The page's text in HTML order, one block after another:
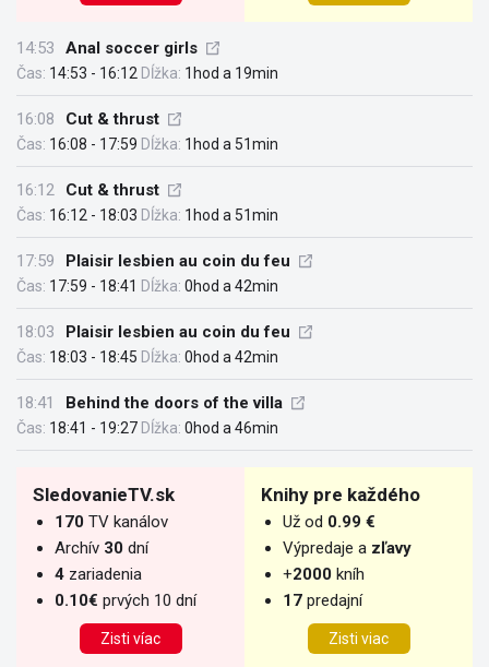
14:53 Anal soccer girls
Čas: 14:53 - 16:12 Dĺžka: 1hod a 19min
16:08 Cut & thrust
Čas: 16:08 - 17:59 Dĺžka: 1hod a 51min
16:12 Cut & thrust
Čas: 16:12 - 18:03 Dĺžka: 1hod a 51min
17:59 Plaisir lesbien au coin du feu
Čas: 17:59 - 18:41 Dĺžka: 0hod a 42min
18:03 Plaisir lesbien au coin du feu
Čas: 18:03 - 18:45 Dĺžka: 0hod a 42min
18:41 Behind the doors of the villa
Čas: 18:41 - 19:27 Dĺžka: 0hod a 46min
SledovanieTV.sk
170 TV kanálov
Archív 30 dní
4 zariadenia
0.10€ prvých 10 dní
Zisti víac
Knihy pre každého
Už od 0.99 €
Výpredaje a zľavy
+2000 kníh
17 predajní
Zisti viac